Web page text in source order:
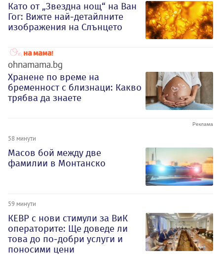
Като от „Звездна нощ“ на Ван
Гог: Вижте най-детайлните
изображения на Слънцето
ohnamama.bg
Хранене по време на
бременност с близнаци: Какво
трябва да знаете
58 минути
Масов бой между две
фамилии в Монтанско
59 минути
КЕВР с нови стимули за ВиК
операторите: Ще доведе ли
това до по-добри услуги и
поносими цени